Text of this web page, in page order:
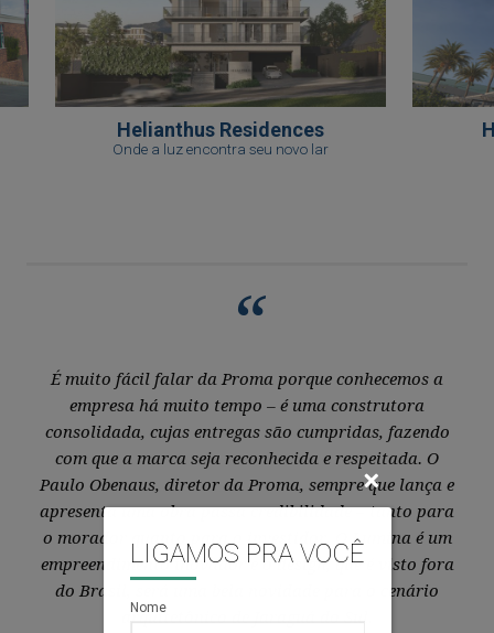
LIGAMOS PRA VOCÊ
Nome
Helianthus Residences
Onde a luz encontra seu novo lar
“
É muito fácil falar da Proma porque conhecemos a
empresa há muito tempo – é uma construtora
consolidada, cujas entregas são cumpridas, fazendo
com que a marca seja reconhecida e respeitada. O
Paulo Obenaus, diretor da Proma, sempre que lança e
apresenta uma obra passa credibilidade – tanto para
o morador quanto para o investidor. O Lumina é um
empreendimento inovador e o design, que é visto fora
do Brasil, será uma bela novidade para o cenário
arquitetônico de Jaraguá do Sul.